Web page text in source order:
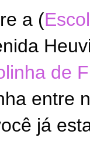
a (
de
entre
já